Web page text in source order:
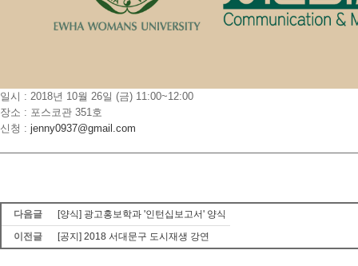
일시 : 2018년 10월 26일 (금) 11:00~12:00
장소 : 포스코관 351호
신청 : jenny0937@gmail.com
다음글
[양식] 광고홍보학과 '인턴십보고서' 양식
이전글
[공지] 2018 서대문구 도시재생 강연